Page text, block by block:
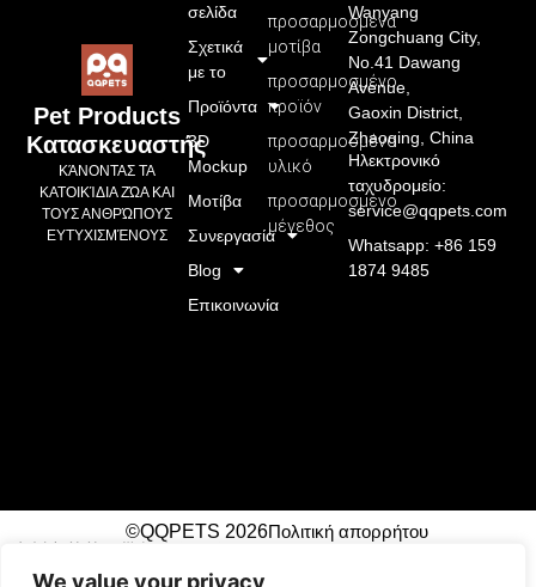
We value your privacy
Pet Products
Κατασκευαστής
ΚΆΝΟΝΤΑΣ ΤΑ
ΚΑΤΟΙΚΊΔΙΑ ΖΏΑ ΚΑΙ
ΤΟΥΣ ΑΝΘΡΏΠΟΥΣ
ΕΥΤΥΧΙΣΜΈΝΟΥΣ
προσαρμοσμένα
μοτίβα
προσαρμοσμένο
προϊόν
προσαρμοσμένο
υλικό
προσαρμοσμένο
μέγεθος
σελίδα
Σχετικά
με το
Προϊόντα
3D
Mockup
Μοτίβα
Συνεργασία
Blog
Επικοινωνία
Wanyang
Zongchuang City,
No.41 Dawang
Avenue,
Gaoxin District,
Zhaoqing, China
Ηλεκτρονικό
ταχυδρομείο:
service@qqpets.com
Whatsapp: +86 159
1874 9485
©QQPETS 2026Πολιτική απορρήτου